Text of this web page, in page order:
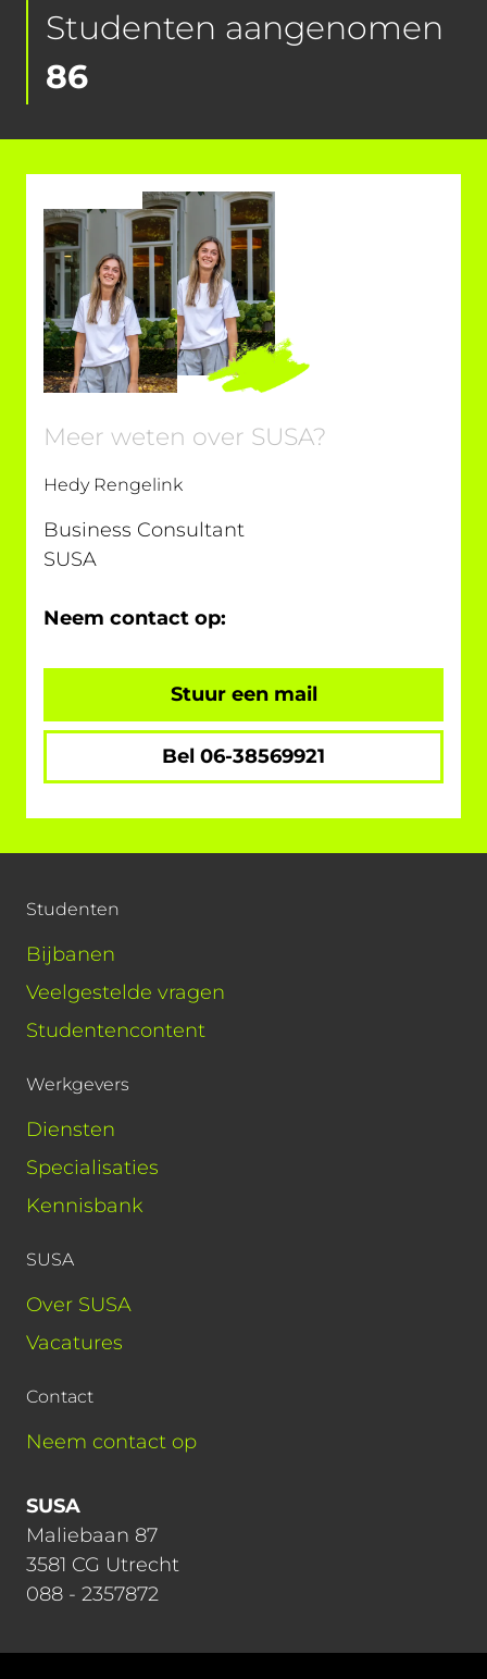
Studenten aangenomen
86
Meer weten over SUSA?
Hedy Rengelink
Business Consultant
SUSA
Neem contact op:
Stuur een mail
Bel 06-38569921
Studenten
Bijbanen
Veelgestelde vragen
Studentencontent
Werkgevers
Diensten
Specialisaties
Kennisbank
SUSA
Over SUSA
Vacatures
Contact
Neem contact op
SUSA
Maliebaan 87
3581 CG Utrecht
088 - 2357872